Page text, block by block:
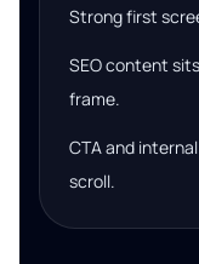
Strong first
SEO content
frame.
CTA and
scroll.